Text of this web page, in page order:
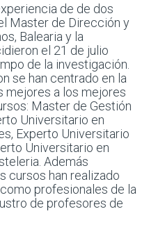
de de dos
Master de Dirección y
Balearia y la
el 21 de julio
de la investigación.
se han centrado en la
mejores a los mejores
Master de Gestión
Universitario en
Experto Universitario
Universitario en
Además
cursos han realizado
profesionales de la
de profesores de